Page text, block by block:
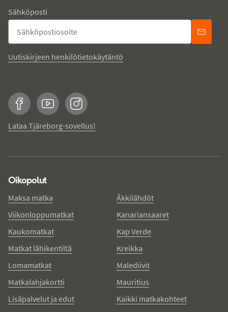
Sähköposti
Uutiskirjeen henkilötietokäytäntö
FacebookYouTubeInstagram
Lataa Tjäreborg-sovellus!
Oikopolut
Maksa matka
Viikonloppumatkat
Kaukomatkat
Matkat lähikentiltä
Lomamatkat
Matkalahjakortti
Lisäpalvelut ja edut
Äkkilähdöt
Kanariansaaret
Kap Verde
Kreikka
Malediivit
Mauritius
Kaikki matkakohteet